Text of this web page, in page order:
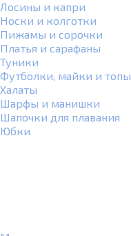
Лосины и капри
Носки и колготки
Пижамы и сорочки
Платья и сарафаны
Туники
Футболки, майки и топы
Халаты
Шарфы и манишки
Шапочки для плавания
Юбки